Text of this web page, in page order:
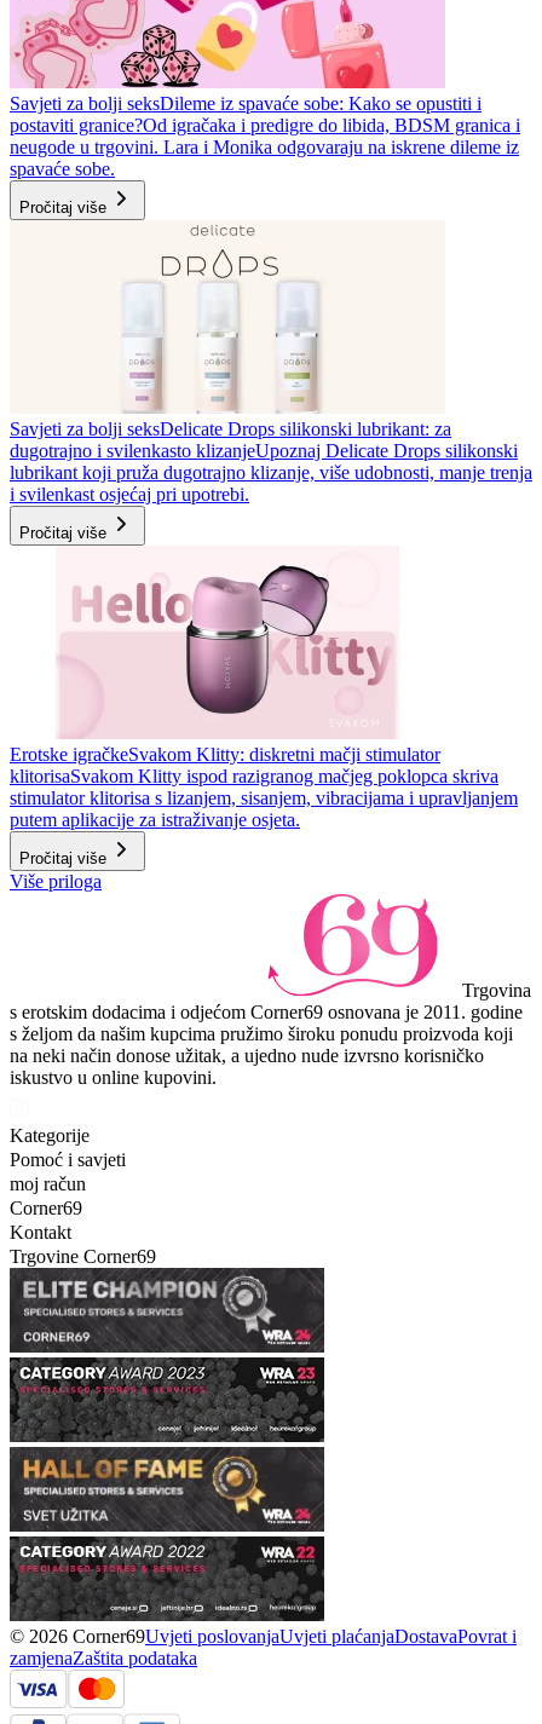
Savjeti za bolji seksDileme iz spavaće sobe: Kako se opustiti i
postaviti granice?Od igračaka i predigre do libida, BDSM granica i
neugode u trgovini. Lara i Monika odgovaraju na iskrene dileme iz
spavaće sobe.
Pročitaj više
Savjeti za bolji seksDelicate Drops silikonski lubrikant: za
dugotrajno i svilenkasto klizanjeUpoznaj Delicate Drops silikonski
lubrikant koji pruža dugotrajno klizanje, više udobnosti, manje trenja
i svilenkast osjećaj pri upotrebi.
Pročitaj više
Erotske igračkeSvakom Klitty: diskretni mačji stimulator
klitorisaSvakom Klitty ispod razigranog mačjeg poklopca skriva
stimulator klitorisa s lizanjem, sisanjem, vibracijama i upravljanjem
putem aplikacije za istraživanje osjeta.
Pročitaj više
Više priloga
Trgovina
s erotskim dodacima i odjećom Corner69 osnovana je 2011. godine
s željom da našim kupcima pružimo široku ponudu proizvoda koji
na neki način donose užitak, a ujedno nude izvrsno korisničko
iskustvo u online kupovini.
Kategorije
Pomoć i savjeti
moj račun
Corner69
Kontakt
Trgovine Corner69
© 2026 Corner69Uvjeti poslovanjaUvjeti plaćanjaDostavaPovrat i
zamjenaZaštita podataka